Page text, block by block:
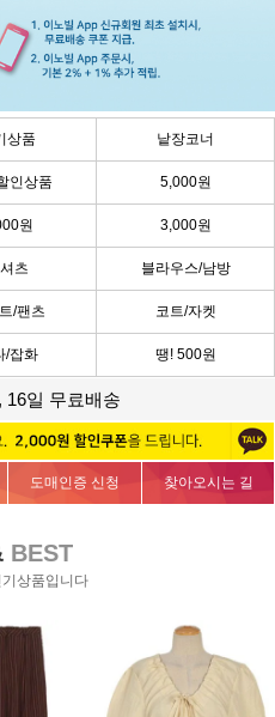
상품 낱장코너
인상품 5,000원
원 3,000원
츠 블라우스/남방
/팬츠 코트/자켓
/잡화 땡! 500원
16일 무료배송
도매인증 신청 찾아오시는 길
BEST
상품입니다